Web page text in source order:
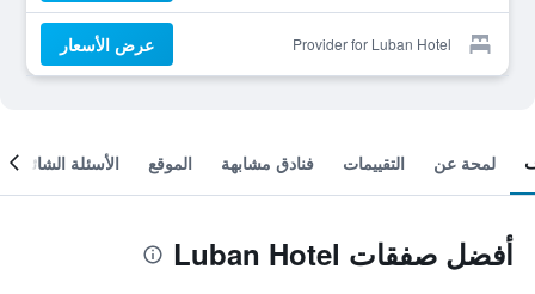
Provider for Luban Hotel عرض الأسعار
لمحة عن التقييمات فنادق مشابهة الموقع الأسئلة الشائعة
أفضل صفقات Luban Hotel